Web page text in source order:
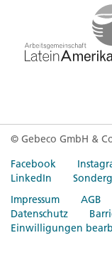
© Gebeco GmbH &
Facebook
LinkedIn
Impressum
AGB
Datenschutz
Einwilligungen